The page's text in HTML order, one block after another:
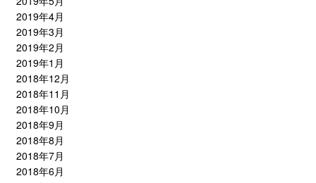
2019年4月
2019年3月
2019年2月
2019年1月
2018年12月
2018年11月
2018年10月
2018年9月
2018年8月
2018年7月
2018年6月